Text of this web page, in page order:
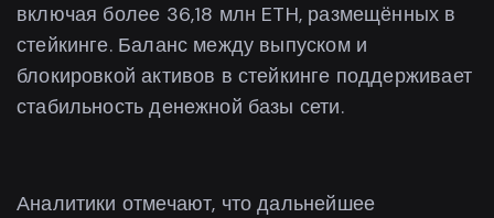
включая более 36,18 млн ETH, размещённых в
стейкинге. Баланс между выпуском и
блокировкой активов в стейкинге поддерживает
стабильность денежной базы сети.
Аналитики отмечают, что дальнейшее